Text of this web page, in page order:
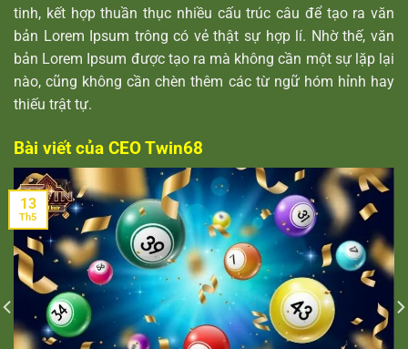
tinh, kết hợp thuần thục nhiều cấu trúc câu để tạo ra văn
bản Lorem Ipsum trông có vẻ thật sự hợp lí. Nhờ thế, văn
bản Lorem Ipsum được tạo ra mà không cần một sự lặp lại
nào, cũng không cần chèn thêm các từ ngữ hóm hỉnh hay
thiếu trật tự.
Bài viết của CEO Twin68
13
Th5